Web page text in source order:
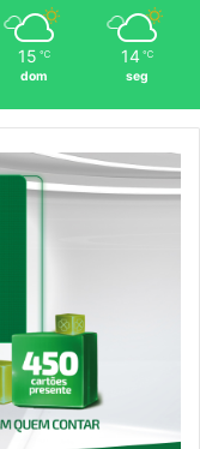
15 ℃
dom
14 ℃
seg